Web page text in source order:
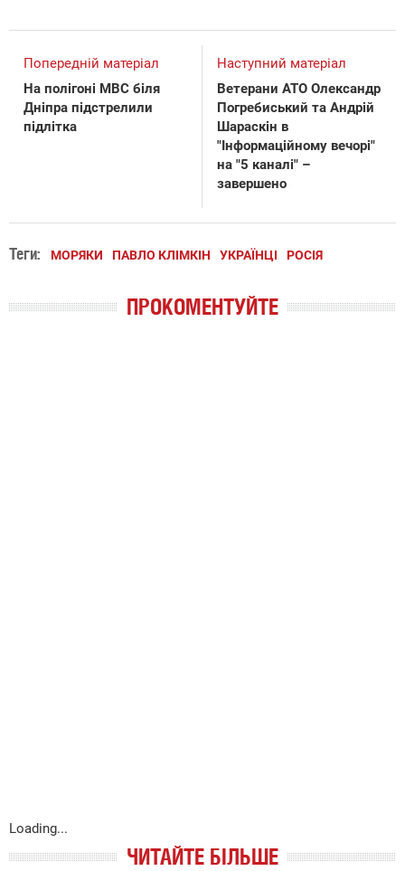
Попередній матеріал
На полігоні МВС біля
Дніпра підстрелили
підлітка
Наступний матеріал
Ветерани АТО Олександр
Погребиський та Андрій
Шараскін в
"Інформаційному вечорі"
на "5 каналі" –
завершено
Теги: МОРЯКИ ПАВЛО КЛІМКІН УКРАЇНЦІ РОСІЯ
ПРОКОМЕНТУЙТЕ
Loading...
ЧИТАЙТЕ БІЛЬШЕ